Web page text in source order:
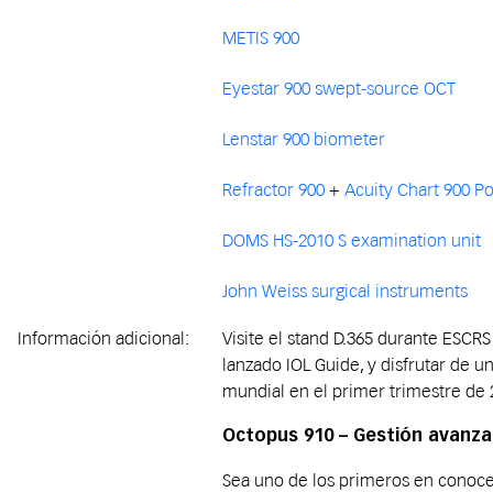
METIS 900
Eyestar 900 swept-source OCT
Lenstar 900 biometer
Refractor 900 + Acuity Chart 900
DOMS HS-2010 S examination unit
John Weiss surgical instruments
Información adicional:
Visite el stand D.365 durante
lanzado IOL Guide, y disfrutar de
mundial en el primer trimestre de
Octopus 910 – Gestión
Sea uno de los primeros en